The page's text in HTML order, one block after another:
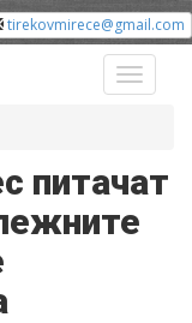
tirekovmirece@gmail.com
Toggle
питачат